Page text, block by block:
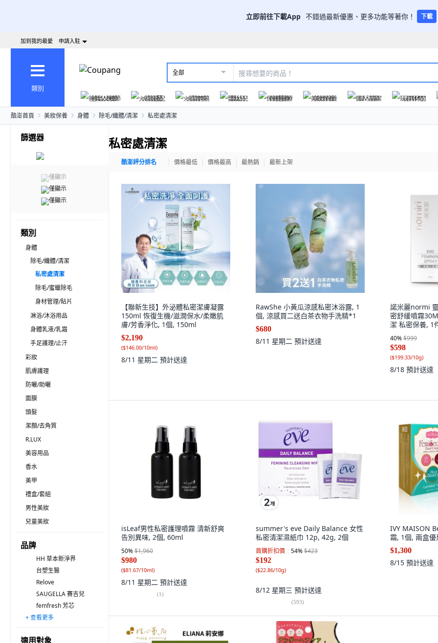
立即前往下載App 不錯過最新優惠、更多功能等著你！ 下載
加到我的最愛 申請入駐
類別
全部
爸氣父親節 火箭速配 火箭跨境 嬰幼兒 保健醫療 美妝保養 個人清潔 玩具休閒
酷澎首頁 美妝保養 身體 除毛/纖體/清潔 私密處清潔
篩選器
僅顯示
僅顯示
僅顯示
類別
身體
除毛/纖體/清潔
私密處清潔
除毛/蜜蠟除毛
身材管理/貼片
淋浴/沐浴用品
身體乳液/乳霜
手足護理/止汗
彩妝
肌膚護理
防曬/助曬
面膜
頭髮
潔顏/去角質
R.LUX
美容用品
香水
美甲
禮盒/套組
男性美妝
兒童美妝
品牌
HH 草本新淨界
台塑生醫
Relove
SAUGELLA 賽吉兒
femfresh 芳芯
Mdmmd. 明洞國際
sebamed 施巴
Kondoru
Laurier 蕾妮亞
summer's eve
Fees BEAUTE
UNICAT 變臉貓
WellnuX 維妮舒
SHE
iroha
AVCA
Cavailles 卡維亞
Saforelle 絲膚潔
GREEN PHARMACY
COSMEPLANT
+ 查看更多
適用對象
私密處清潔
酷澎評分排名 價格最低 價格最高 最熱銷 最新上架
【聯新生技】外泌體私密潔膚凝露
150ml 恢復生機/滋潤保水/柔嫩肌
膚/芳香淨化, 1個, 150ml
$2,190
($146.00/10ml)
8/11 星期二 預計送達
RawShe 小黃瓜涼感私密沐浴露, 1
個, 涼感買二送白茶衣物手洗精*1
$680
8/11 星期二 預計送達
諾米麗normi
密舒緩噴霧
潔 私密保養, 1
40%$999
$598
($199.33/10g)
8/18 預計送達
isLeaf男性私密護理噴霧 清新舒爽
告別異味, 2個, 60ml
50%$1,960
$980
($81.67/10ml)
8/11 星期二 預計送達
(1)
summer's eve Daily Balance 女性
私密清潔濕紙巾 12p, 42g, 2個
首購折扣價 54%$423
$192
($22.86/10g)
8/12 星期三 預計送達
(593)
IVY MAISON
霜, 1個, 兩盒
$1,300
8/15 預計送達